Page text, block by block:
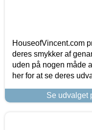
HouseofVincent.com
deres smykker af
uden på nogen måde
her for at se deres
Se udvalget